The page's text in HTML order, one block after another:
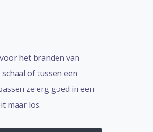
het branden van
of tussen een
ze erg goed in een
maar los.